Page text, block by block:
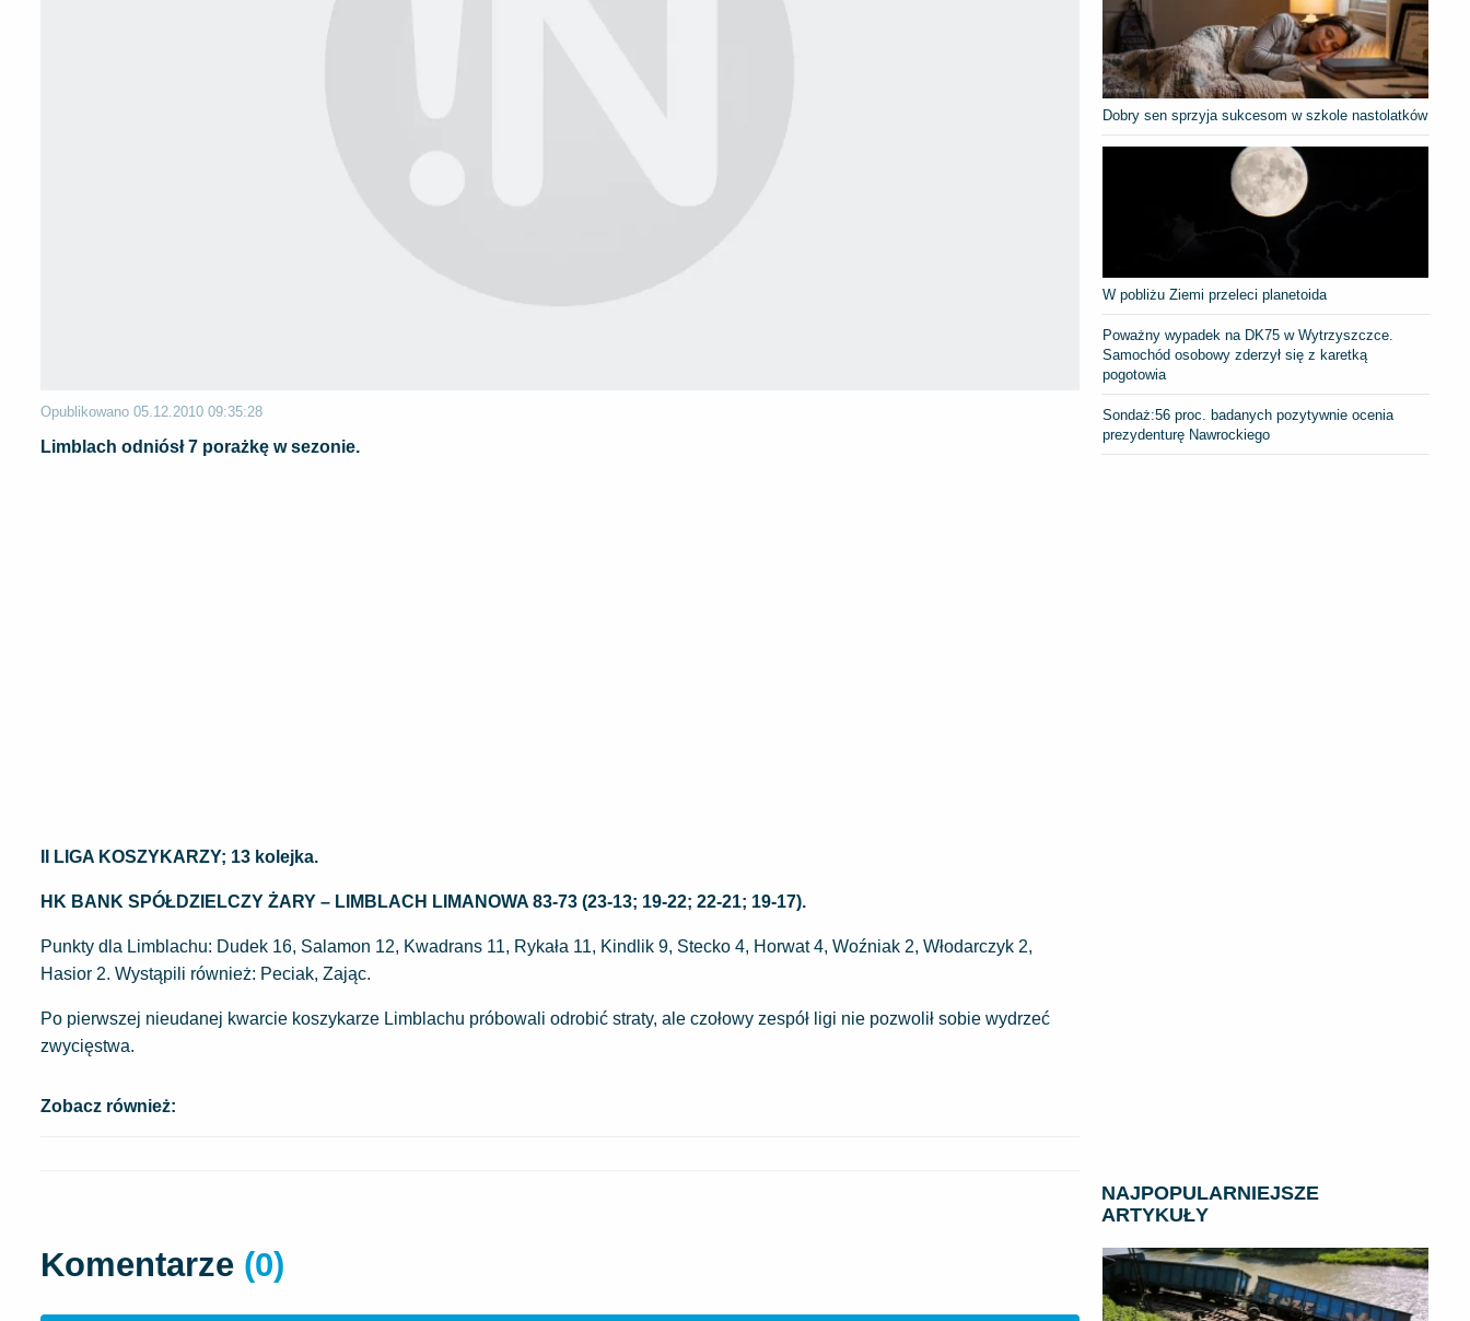
Opublikowano 05.12.2010 09:35:28
Limblach odniósł 7 porażkę w sezonie.
II LIGA KOSZYKARZY; 13 kolejka.
HK BANK SPÓŁDZIELCZY ŻARY – LIMBLACH LIMANOWA 83-73 (23-13; 19-22; 22-21; 19-17).
Punkty dla Limblachu: Dudek 16, Salamon 12, Kwadrans 11, Rykała 11, Kindlik 9, Stecko 4, Horwat 4, Woźniak 2, Włodarczyk 2,
Hasior 2. Wystąpili również: Peciak, Zając.
Po pierwszej nieudanej kwarcie koszykarze Limblachu próbowali odrobić straty, ale czołowy zespół ligi nie pozwolił sobie wydrzeć
zwycięstwa.
Zobacz również:
Komentarze (0)
Dobry sen sprzyja sukcesom w szkole nastolatków
W pobliżu Ziemi przeleci planetoida
Poważny wypadek na DK75 w Wytrzyszczce.
Samochód osobowy zderzył się z karetką
pogotowia
​Sondaż:56 proc. badanych pozytywnie ocenia
prezydenturę Nawrockiego
NAJPOPULARNIEJSZE
ARTYKUŁY